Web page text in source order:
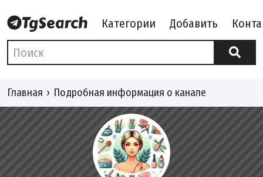
Категории Добавить
Главная Подробная информация о канале